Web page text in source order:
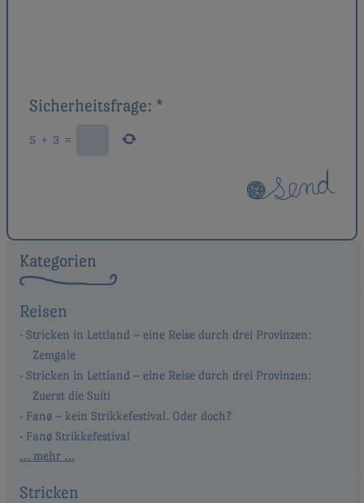
Sicherheitsfrage: *
5 + 3 =
Kategorien
Reisen
Stricken in Lettland – eine Reise durch drei Provinzen:
Zemgale
Stricken in Lettland – eine Reise durch drei Provinzen:
Zuerst die Suiti
Fanø – kein Strikkefestival. Oder doch?
Fanø Strikkefestival
… mehr …
Stricken